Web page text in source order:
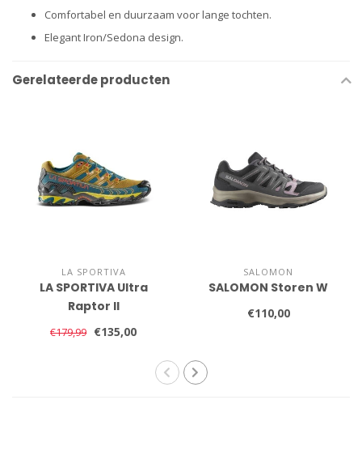
Comfortabel en duurzaam voor lange tochten.
Elegant Iron/Sedona design.
Gerelateerde producten
LA SPORTIVA
LA SPORTIVA Ultra
Raptor II
€179,99 €135,00
SALOMON
SALOMON Storen W
€110,00